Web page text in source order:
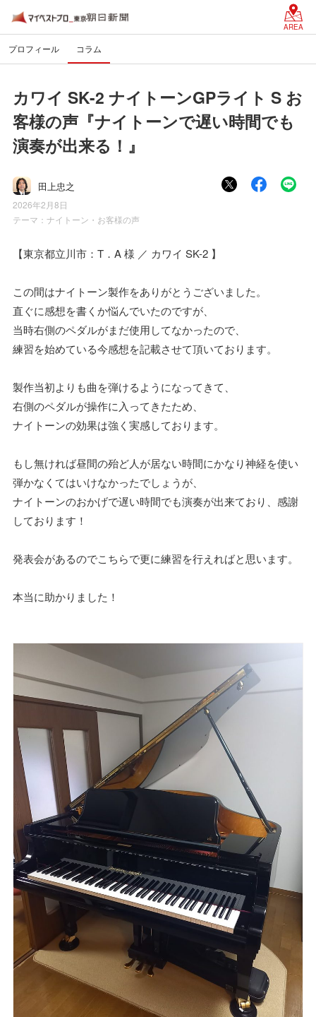
AREA
プロフィール コラム
カワイ SK-2 ナイトーンGPライト S お
客様の声『ナイトーンで遅い時間でも
演奏が出来る！』
田上忠之
2026年2月8日
テーマ： ナイトーン・お客様の声
【東京都立川市：T．A 様 ／ カワイ SK-2 】
この間はナイトーン製作をありがとうございました。
直ぐに感想を書くか悩んでいたのですが、
当時右側のペダルがまだ使用してなかったので、
練習を始めている今感想を記載させて頂いております。
製作当初よりも曲を弾けるようになってきて、
右側のペダルが操作に入ってきたため、
ナイトーンの効果は強く実感しております。
もし無ければ昼間の殆ど人が居ない時間にかなり神経を使い
弾かなくてはいけなかったでしょうが、
ナイトーンのおかげで遅い時間でも演奏が出来ており、感謝
しております！
発表会があるのでこちらで更に練習を行えればと思います。
本当に助かりました！